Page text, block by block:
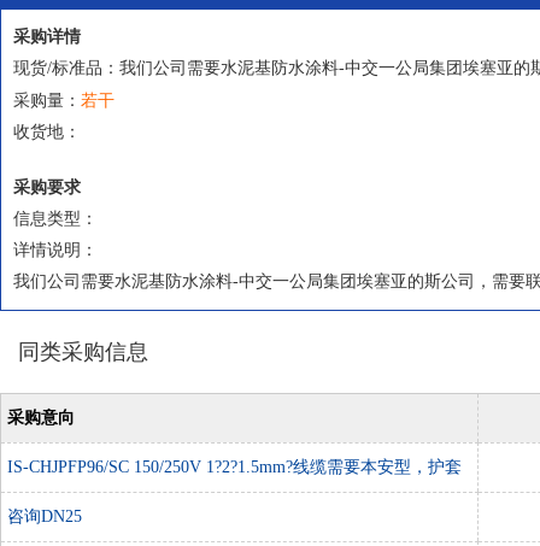
采购详情
现货/标准品：我们公司需要水泥基防水涂料-中交一公局集团埃塞亚的
采购量： 若干
收货地：
采购要求
信息类型：
详情说明：
我们公司需要水泥基防水涂料-中交一公局集团埃塞亚的斯公司，需要
同类采购信息
采购意向
IS-CHJPFP96/SC 150/250V 1?2?1.5mm?线缆需要本安型，护套
颜色浅蓝色或蓝色
咨询DN25